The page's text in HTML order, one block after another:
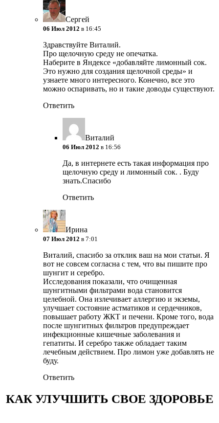
Сергей
06 Июл 2012 в 16:45
Здравствуйте Виталий.
Про щелочную среду не опечатка.
Наберите в Яндексе «добавляйте лимонный сок.
Это нужно для создания щелочной среды» и
узнаете много интересного. Конечно, все это
можно оспаривать, но и такие доводы существуют.
Ответить
Виталий
06 Июл 2012 в 16:56
Да, в интернете есть такая информация про
щелочную среду и лимонный сок. . Буду
знать.Спасибо
Ответить
Ирина
07 Июл 2012 в 7:01
Виталий, спасибо за отклик ваш на мои статьи. Я
вот не совсем согласна с тем, что вы пишите про
шунгит и серебро.
Исследования показали, что очищенная
шунгитными фильтрами вода становится
целебной. Она излечивает аллергию и экземы,
улучшает состояние астматиков и сердечников,
повышает работу ЖКТ и печени. Кроме того, вода
после шунгитных фильтров предупреждает
инфекционные кишечные заболевания и
гепатиты. И серебро также обладает таким
лечебным действием. Про лимон уже добавлять не
буду.
Ответить
КАК УЛУЧШИТЬ СВОЕ ЗДОРОВЬЕ